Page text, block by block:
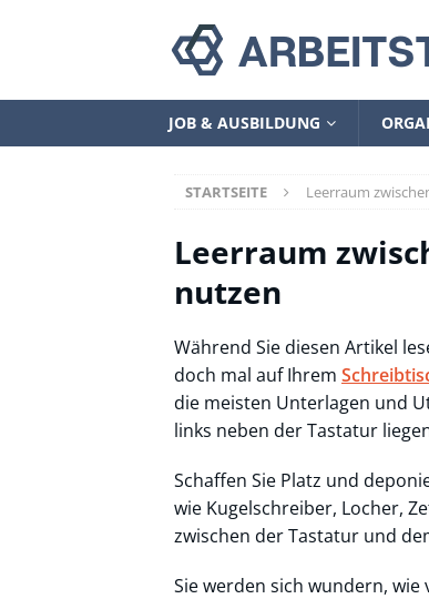
JOB & AUSBILDUNG
STARTSEITE Leerraum
Leerraum
nutzen
Während Sie diesen Artikel
doch mal auf Ihrem
die meisten Unterlagen und
links neben der Tastatur
Schaffen Sie Platz und
wie Kugelschreiber, Locher,
zwischen der Tastatur und
Sie werden sich wundern,